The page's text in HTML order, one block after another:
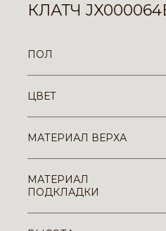
КЛАТЧ
ПОЛ
ЦВЕТ
МАТЕРИАЛ ВЕРХА
МАТЕРИАЛ
ПОДКЛАДКИ